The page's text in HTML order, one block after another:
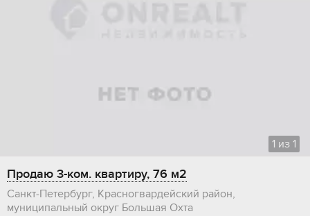
1 из 1
Продаю 3-ком. квартиру, 76 м2
Санкт-Петербург, Красногвардейский район,
муниципальный округ Большая Охта